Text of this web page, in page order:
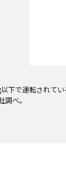
で運転されて
べ。